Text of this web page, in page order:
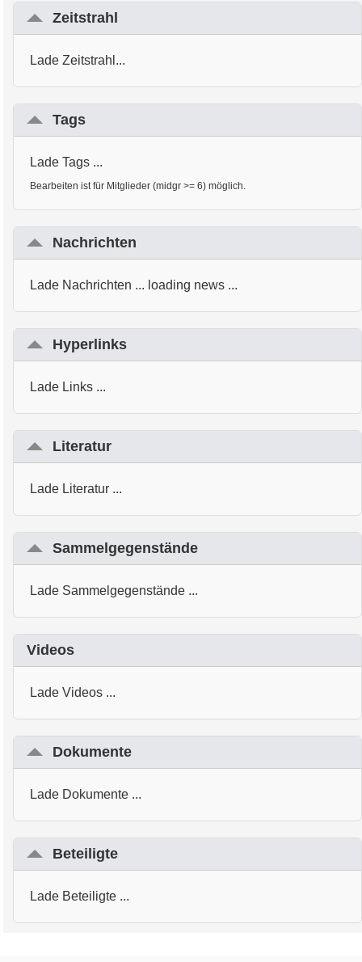
Zeitstrahl
Lade Zeitstrahl...
Tags
Lade Tags ...
Bearbeiten ist für Mitglieder (midgr >= 6) möglich.
Nachrichten
Lade Nachrichten ... loading news ...
Hyperlinks
Lade Links ...
Literatur
Lade Literatur ...
Sammelgegenstände
Lade Sammelgegenstände ...
Videos
Lade Videos ...
Dokumente
Lade Dokumente ...
Beteiligte
Lade Beteiligte ...